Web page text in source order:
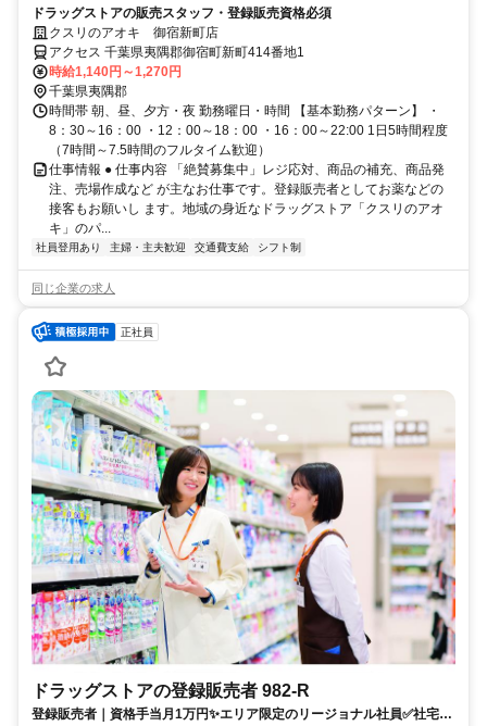
ドラッグストアの販売スタッフ・登録販売資格必須
クスリのアオキ 御宿新町店
アクセス 千葉県夷隅郡御宿町新町414番地1
時給1,140円～1,270円
千葉県夷隅郡
時間帯 朝、昼、夕方・夜 勤務曜日・時間 【基本勤務パターン】 ・
8：30～16：00 ・12：00～18：00 ・16：00～22:00 1日5時間程度
（7時間～7.5時間のフルタイム歓迎）
仕事情報 ● 仕事内容 「絶賛募集中」レジ応対、商品の補充、商品発
注、売場作成など が主なお仕事です。登録販売者としてお薬などの
接客もお願いし ます。地域の身近なドラッグストア「クスリのアオ
キ」のパ...
社員登用あり 主婦・主夫歓迎 交通費支給 シフト制
同じ企業の求人
正社員
ドラッグストアの登録販売者 982-R
登録販売者｜資格手当月1万円✨エリア限定のリージョナル社員✅社宅あ